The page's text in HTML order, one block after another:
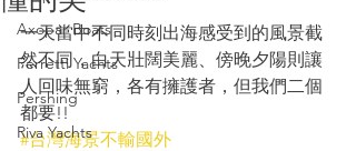
Axopar Boats
Ferretti Yachts
Pershing
Riva Yachts
一天當中不同時刻出海感受到的風景截
然不同，白天壯闊美麗、傍晚夕陽則讓
人回味無窮，各有擁護者，但我們二個
都要!!
#台灣海景不輸國外